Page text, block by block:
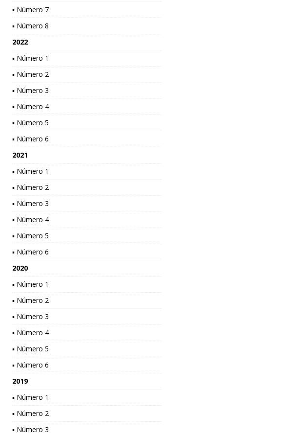
▪ Número 7
▪ Número 8
2022
▪ Número 1
▪ Número 2
▪ Número 3
▪ Número 4
▪ Número 5
▪ Número 6
2021
▪ Número 1
▪ Número 2
▪ Número 3
▪ Número 4
▪ Número 5
▪ Número 6
2020
▪ Número 1
▪ Número 2
▪ Número 3
▪ Número 4
▪ Número 5
▪ Número 6
2019
▪ Número 1
▪ Número 2
▪ Número 3